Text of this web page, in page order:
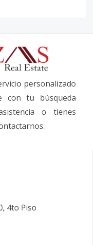
personalizado
con tu búsqueda
o tienes
4to Piso